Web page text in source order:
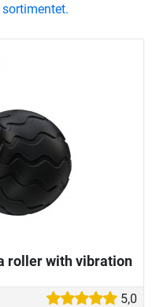
roller with vibration
5,0